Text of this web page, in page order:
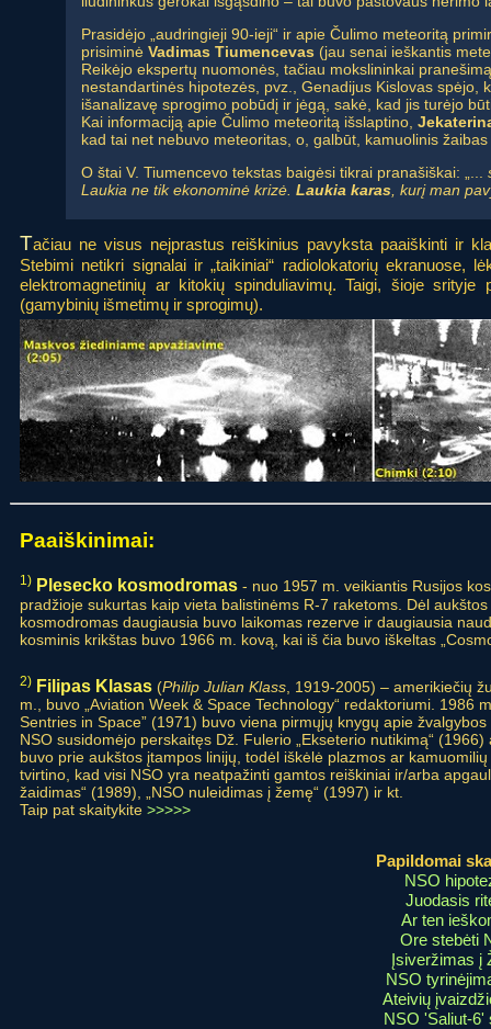
Prasidėjo „audringieji 90-ieji“ ir apie Čulimo meteoritą
prisiminė Vadimas Tiumencevas (jau senai ieškantis
Reikėjo ekspertų nuomonės, tačiau mokslininkai
nestandartinės hipotezės, pvz., Genadijus Kislovas
išanalizavę sprogimo pobūdį ir jėgą, sakė, kad jis turėjo
Kai informaciją apie Čulimo meteoritą išslaptino,
kad tai net nebuvo meteoritas, o, galbūt, kamuolinis
O štai V. Tiumencevo tekstas baigėsi tikrai pranašiškai: „...
Laukia ne tik ekonominė krizė. Laukia karas, kurį man
Tačiau ne visus neįprastus reiškinius pavyksta paaiškinti ir
Stebimi netikri signalai ir „taikiniai“ radiolokatorių ekranuose,
elektromagnetinių ar kitokių spinduliavimų. Taigi, šioje
(gamybinių išmetimų ir sprogimų).
Paaiškinimai:
1) Plesecko kosmodromas - nuo 1957 m. veikiantis Rusijos
pradžioje sukurtas kaip vieta balistinėms R-7 raketoms. Dėl
kosmodromas daugiausia buvo laikomas rezerve ir daugiausia
kosminis krikštas buvo 1966 m. kovą, kai iš čia buvo iškeltas
2) Filipas Klasas (Philip Julian Klass , 1919-2005) – amerikiečių
m., buvo „Aviation Week & Space Technology“ redaktoriumi.
Sentries in Space” (1971) buvo viena pirmųjų knygų apie
NSO susidomėjo perskaitęs Dž. Fulerio „Ekseterio nutikimą“
buvo prie aukštos įtampos linijų, todėl iškėlė plazmos ar
tvirtino, kad visi NSO yra neatpažinti gamtos reiškiniai ir/arba
žaidimas“ (1989), „NSO nuleidimas į žemę“ (1997) ir kt.
Taip pat skaitykite >>>>>
Papildomai
NSO
Juodasis
Ar ten
Ore stebėti
Įsiveržimas į
NSO
Ateivių
NSO 'Saliut-6'